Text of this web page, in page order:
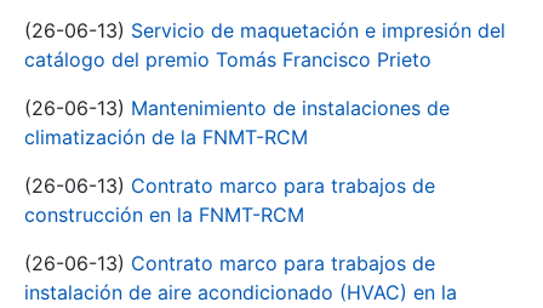
(26-06-13) Servicio de maquetación e impresión del
catálogo del premio Tomás Francisco Prieto
(26-06-13) Mantenimiento de instalaciones de
climatización de la FNMT-RCM
(26-06-13) Contrato marco para trabajos de
construcción en la FNMT-RCM
(26-06-13) Contrato marco para trabajos de
instalación de aire acondicionado (HVAC) en la